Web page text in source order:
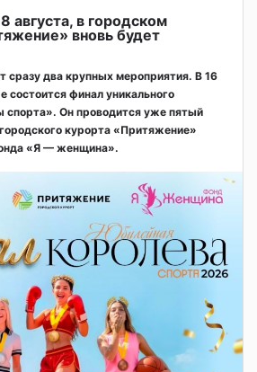
августа, в городском
вновь будет
сразу два крупных мероприятия. В 16
состоится финал уникального
спорта». Он проводится уже пятый
курорта «Притяжение»
«Я — женщина».